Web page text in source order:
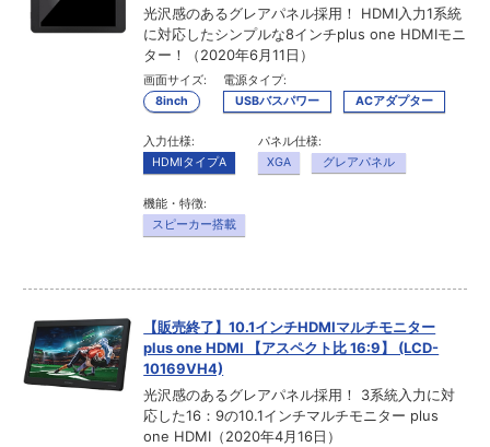
光沢感のあるグレアパネル採用！ HDMI入力1系統
に対応したシンプルな8インチplus one HDMIモニ
ター！（2020年6月11日）
画面サイズ:
8inch
電源タイプ:
USBバスパワー
ACアダプター
入力仕様:
HDMIタイプA
パネル仕様:
XGA
グレアパネル
機能・特徴:
スピーカー搭載
【販売終了】10.1インチHDMIマルチモニター
plus one HDMI 【アスペクト比 16:9】 (LCD-
10169VH4)
光沢感のあるグレアパネル採用！ 3系統入力に対
応した16：9の10.1インチマルチモニター plus
one HDMI（2020年4月16日）